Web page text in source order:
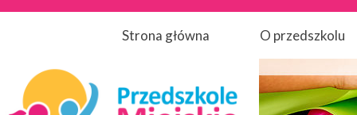
Strona główna O przedszkolu